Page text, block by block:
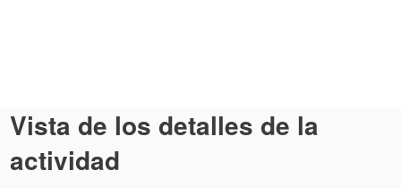
Vista de los detalles de la
actividad